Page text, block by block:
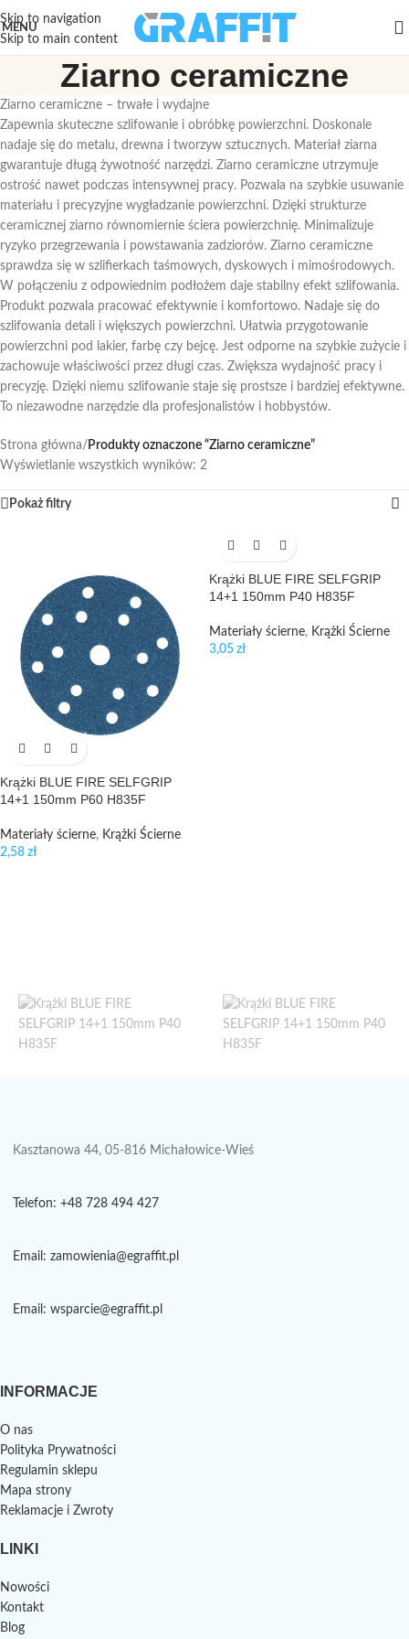
Skip to navigation
Skip to main content
MENU
Ziarno ceramiczne
Ziarno ceramiczne – trwałe i wydajne
Zapewnia skuteczne szlifowanie i obróbkę powierzchni. Doskonale
nadaje się do metalu, drewna i tworzyw sztucznych. Materiał ziarna
gwarantuje długą żywotność narzędzi. Ziarno ceramiczne utrzymuje
ostrość nawet podczas intensywnej pracy. Pozwala na szybkie usuwanie
materiału i precyzyjne wygładzanie powierzchni. Dzięki strukturze
ceramicznej ziarno równomiernie ściera powierzchnię. Minimalizuje
ryzyko przegrzewania i powstawania zadziorów. Ziarno ceramiczne
sprawdza się w szlifierkach taśmowych, dyskowych i mimośrodowych.
W połączeniu z odpowiednim podłożem daje stabilny efekt szlifowania.
Produkt pozwala pracować efektywnie i komfortowo. Nadaje się do
szlifowania detali i większych powierzchni. Ułatwia przygotowanie
powierzchni pod lakier, farbę czy bejcę. Jest odporne na szybkie zużycie i
zachowuje właściwości przez długi czas. Zwiększa wydajność pracy i
precyzję. Dzięki niemu szlifowanie staje się prostsze i bardziej efektywne.
To niezawodne narzędzie dla profesjonalistów i hobbystów.
Strona główna/ Produkty oznaczone “Ziarno ceramiczne”
Wyświetlanie wszystkich wyników: 2
Pokaż filtry
Krążki BLUE FIRE SELFGRIP
14+1 150mm P60 H835F
Materiały ścierne, Krążki Ścierne
2,58 zł
Krążki BLUE FIRE SELFGRIP
14+1 150mm P40 H835F
Materiały ścierne, Krążki Ścierne
3,05 zł
Kasztanowa 44, 05-816 Michałowice-Wieś
Telefon: +48 728 494 427
Email: zamowienia@egraffit.pl
Email: wsparcie@egraffit.pl
INFORMACJE
O nas
Polityka Prywatności
Regulamin sklepu
Mapa strony
Reklamacje i Zwroty
LINKI
Nowości
Kontakt
Blog